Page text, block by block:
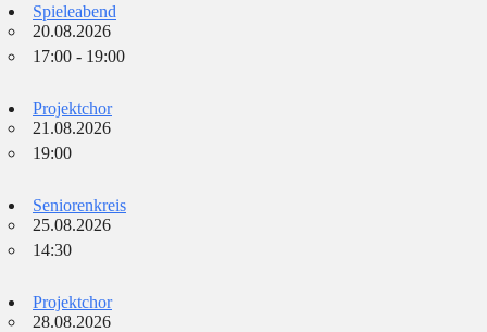
Spieleabend
20.08.2026
17:00 - 19:00
Projektchor
21.08.2026
19:00
Seniorenkreis
25.08.2026
14:30
Projektchor
28.08.2026